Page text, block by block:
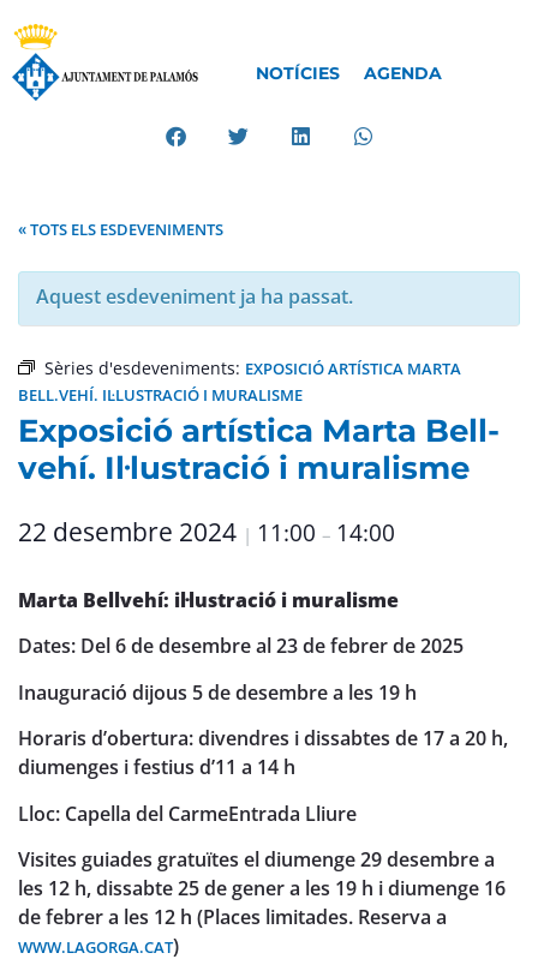
NOTÍCIES AGENDA
« TOTS ELS ESDEVENIMENTS
Aquest esdeveniment ja ha passat.
Sèries d'esdeveniments: EXPOSICIÓ ARTÍSTICA MARTA
BELL.VEHÍ. IL·LUSTRACIÓ I MURALISME
Exposició artística Marta Bell-
vehí. Il·lustració i muralisme
22 desembre 2024 | 11:00 – 14:00
Marta Bellvehí: il·lustració i muralisme
Dates: Del 6 de desembre al 23 de febrer de 2025
Inauguració dijous 5 de desembre a les 19 h
Horaris d’obertura: divendres i dissabtes de 17 a 20 h,
diumenges i festius d’11 a 14 h
Lloc: Capella del CarmeEntrada Lliure
Visites guiades gratuïtes el diumenge 29 desembre a
les 12 h, dissabte 25 de gener a les 19 h i diumenge 16
de febrer a les 12 h (Places limitades. Reserva a
WWW.LAGORGA.CAT)